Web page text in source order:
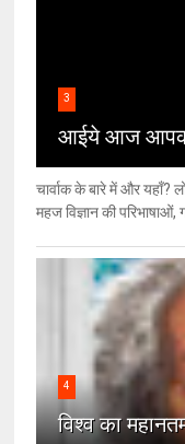
3
आईये आज आपको
चार्वाक के बारे में और यहाँ?
महज विज्ञान की परिभाषाओं,
4
विश्‍व का